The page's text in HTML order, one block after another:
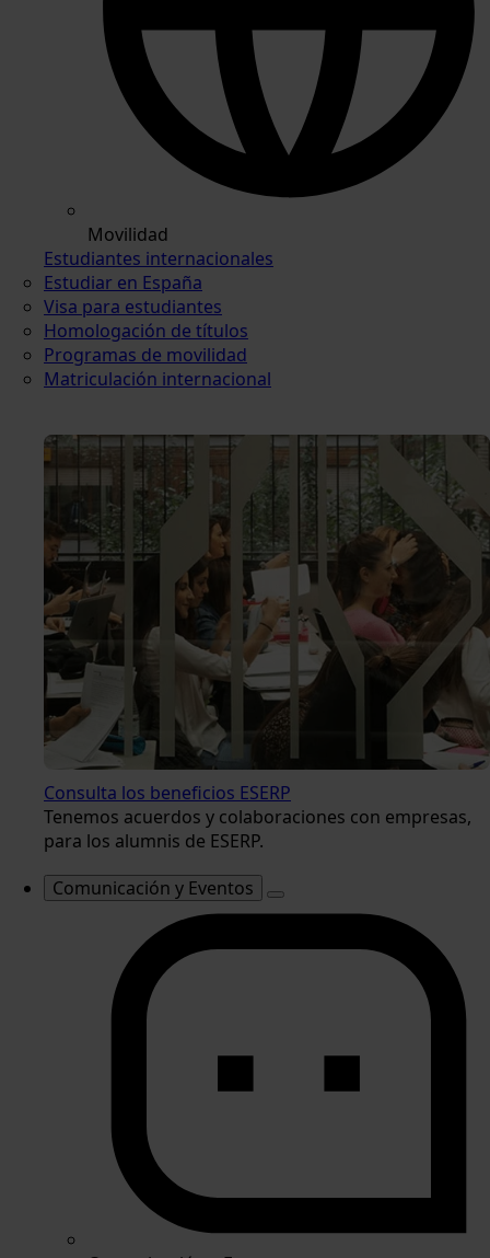
Movilidad
Estudiantes internacionales
Estudiar en España
Visa para estudiantes
Homologación de títulos
Programas de movilidad
Matriculación internacional
Consulta los beneficios ESERP
Tenemos acuerdos y colaboraciones con empresas,
para los alumnis de ESERP.
Comunicación y Eventos